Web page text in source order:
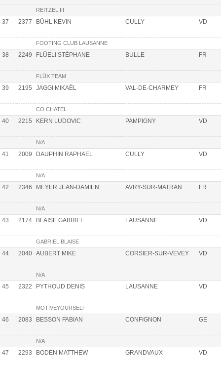
REITZEL III
37 2377 BÜHL KEVIN CULLY VD
FOOTING CLUB LAUSANNE
38 2249 FLÜELI STÉPHANE BULLE FR
FLÜX TEAM
39 2195 JAGGI MIKAËL VAL-DE-CHARMEY FR
CO CHATEL
40 2215 KERN LUDOVIC PAMPIGNY VD
N/A
41 2009 DAUPHIN RAPHAEL CULLY VD
N/A
42 2346 MEYER JEAN-DAMIEN AVRY-SUR-MATRAN FR
N/A
43 2174 BLAISE GABRIEL LAUSANNE VD
GABRIEL BLAISE
44 2040 AUBERT MIKE CORSIER-SUR-VEVEY VD
N/A
45 2322 PYTHOUD DENIS LAUSANNE VD
MOTIVEYOURSELF
46 2083 BESSON FABIAN CONFIGNON GE
N/A
47 2293 BODEN MATTHEW GRANDVAUX VD